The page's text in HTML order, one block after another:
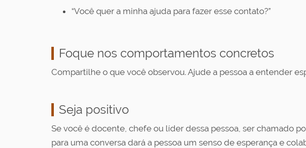
“Você quer a minha ajuda para fazer esse contato?”
Foque nos comportamentos concretos
Compartilhe o que você observou. Ajude a pessoa a entender
Seja positivo
Se você é docente, chefe ou líder dessa pessoa, ser chamado
para uma conversa dará a pessoa um senso de esperança e